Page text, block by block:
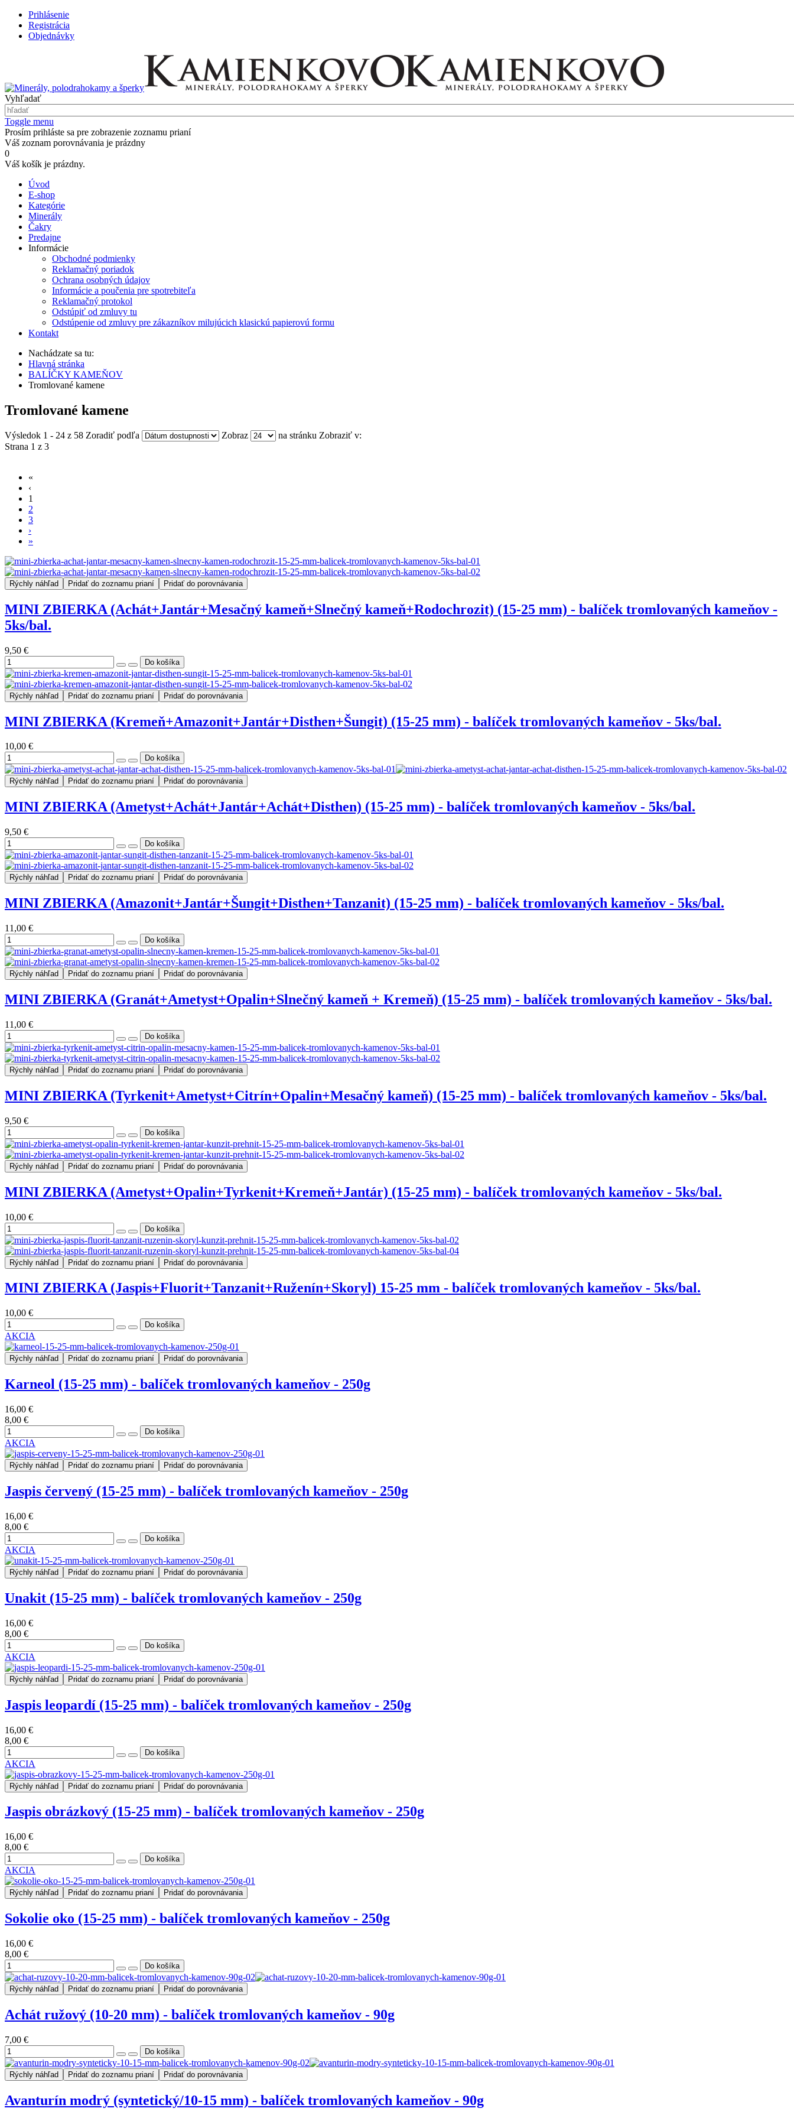
Prihlásenie
Registrácia
Objednávky
Vyhľadať
Toggle menu
Prosím prihláste sa pre zobrazenie zoznamu prianí
Váš zoznam porovnávania je prázdny
0
Váš košík je prázdny.
Úvod
E-shop
Kategórie
Minerály
Čakry
Predajne
Informácie
Obchodné podmienky
Reklamačný poriadok
Ochrana osobných údajov
Informácie a poučenia pre spotrebiteľa
Reklamačný protokol
Odstúpiť od zmluvy tu
Odstúpenie od zmluvy pre zákazníkov milujúcich klasickú papierovú formu
Kontakt
Nachádzate sa tu:
Hlavná stránka
BALÍČKY KAMEŇOV
Tromlované kamene
Tromlované kamene
Výsledok 1 - 24 z 58 Zoradiť podľa Zobraz na stránku Zobraziť v:
Strana 1 z 3
«
‹
1
2
3
›
»
Rýchly náhľad Pridať do zoznamu prianí Pridať do porovnávania
MINI ZBIERKA (Achát+Jantár+Mesačný kameň+Slnečný kameň+Rodochrozit) (15-25 mm) - balíček tromlovaných kameňov -
5ks/bal.
9,50 €
Rýchly náhľad Pridať do zoznamu prianí Pridať do porovnávania
MINI ZBIERKA (Kremeň+Amazonit+Jantár+Disthen+Šungit) (15-25 mm) - balíček tromlovaných kameňov - 5ks/bal.
10,00 €
Rýchly náhľad Pridať do zoznamu prianí Pridať do porovnávania
MINI ZBIERKA (Ametyst+Achát+Jantár+Achát+Disthen) (15-25 mm) - balíček tromlovaných kameňov - 5ks/bal.
9,50 €
Rýchly náhľad Pridať do zoznamu prianí Pridať do porovnávania
MINI ZBIERKA (Amazonit+Jantár+Šungit+Disthen+Tanzanit) (15-25 mm) - balíček tromlovaných kameňov - 5ks/bal.
11,00 €
Rýchly náhľad Pridať do zoznamu prianí Pridať do porovnávania
MINI ZBIERKA (Granát+Ametyst+Opalin+Slnečný kameň + Kremeň) (15-25 mm) - balíček tromlovaných kameňov - 5ks/bal.
11,00 €
Rýchly náhľad Pridať do zoznamu prianí Pridať do porovnávania
MINI ZBIERKA (Tyrkenit+Ametyst+Citrín+Opalin+Mesačný kameň) (15-25 mm) - balíček tromlovaných kameňov - 5ks/bal.
9,50 €
Rýchly náhľad Pridať do zoznamu prianí Pridať do porovnávania
MINI ZBIERKA (Ametyst+Opalin+Tyrkenit+Kremeň+Jantár) (15-25 mm) - balíček tromlovaných kameňov - 5ks/bal.
10,00 €
Rýchly náhľad Pridať do zoznamu prianí Pridať do porovnávania
MINI ZBIERKA (Jaspis+Fluorit+Tanzanit+Ruženín+Skoryl) 15-25 mm - balíček tromlovaných kameňov - 5ks/bal.
10,00 €
AKCIA
Rýchly náhľad Pridať do zoznamu prianí Pridať do porovnávania
Karneol (15-25 mm) - balíček tromlovaných kameňov - 250g
16,00 €
8,00 €
AKCIA
Rýchly náhľad Pridať do zoznamu prianí Pridať do porovnávania
Jaspis červený (15-25 mm) - balíček tromlovaných kameňov - 250g
16,00 €
8,00 €
AKCIA
Rýchly náhľad Pridať do zoznamu prianí Pridať do porovnávania
Unakit (15-25 mm) - balíček tromlovaných kameňov - 250g
16,00 €
8,00 €
AKCIA
Rýchly náhľad Pridať do zoznamu prianí Pridať do porovnávania
Jaspis leopardí (15-25 mm) - balíček tromlovaných kameňov - 250g
16,00 €
8,00 €
AKCIA
Rýchly náhľad Pridať do zoznamu prianí Pridať do porovnávania
Jaspis obrázkový (15-25 mm) - balíček tromlovaných kameňov - 250g
16,00 €
8,00 €
AKCIA
Rýchly náhľad Pridať do zoznamu prianí Pridať do porovnávania
Sokolie oko (15-25 mm) - balíček tromlovaných kameňov - 250g
16,00 €
8,00 €
Rýchly náhľad Pridať do zoznamu prianí Pridať do porovnávania
Achát ružový (10-20 mm) - balíček tromlovaných kameňov - 90g
7,00 €
Rýchly náhľad Pridať do zoznamu prianí Pridať do porovnávania
Avanturín modrý (syntetický/10-15 mm) - balíček tromlovaných kameňov - 90g